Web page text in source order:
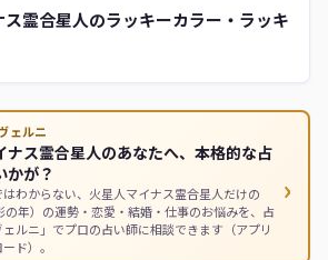
ス霊合星人のラッキーカラー・ラッキ
ェルニ
ナス霊合星人のあなたへ、本格的な占
かが？
わからない、火星人マイナス霊合星人だけの
の年）の運勢・恋愛・結婚・仕事のお悩みを、占
ルニ」でプロの占い師に相談できます（アプリ
ド）。
›